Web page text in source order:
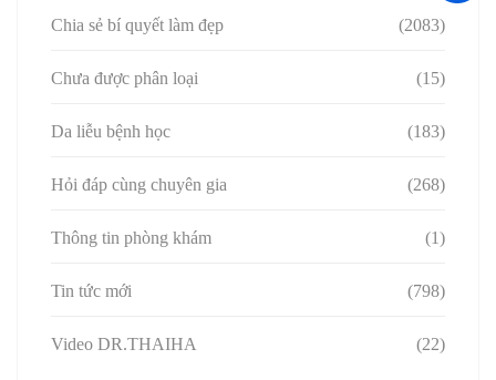
Chia sẻ bí quyết làm đẹp (2083)
Chưa được phân loại (15)
Da liễu bệnh học (183)
Hỏi đáp cùng chuyên gia (268)
Thông tin phòng khám (1)
Tin tức mới (798)
Video DR.THAIHA (22)